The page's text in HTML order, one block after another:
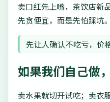
卖口红先上嘴，茶饮店新
先贪便宜，而是先怕踩坑。
先让人确认不吃亏，价
如果我们自己做
卖水果就切开试吃；卖衣